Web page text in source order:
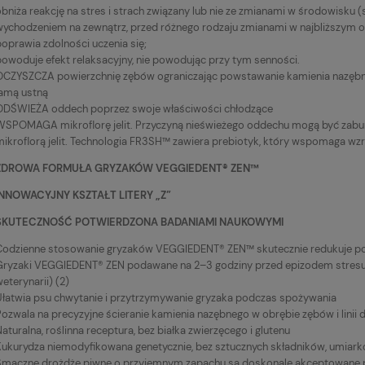
reakcję na stres i strach związany lub nie ze zmianami w środowisku
na zewnątrz, przed różnego rodzaju zmianami w
zdolności uczenia się;
efekt relaksacyjny, nie powodując przy tym senności.
powierzchnię zębów ograniczając powstawanie kamienia
ustną
oddech poprzez swoje właściwości chłodzące
mikroflorę jelit. Przyczyną nieświeżego oddechu mogą być
jelit. Technologia FR3SH™ zawiera prebiotyk, który wspomaga
FORMUŁA GRYZAKÓW VEGGIEDENT® ZEN™
KSZTAŁT LITERY „Z”
POTWIERDZONA BADANIAMI NAUKOWYMI
stosowanie gryzaków VEGGIEDENT® ZEN™ skutecznie redukuje
VEGGIEDENT® ZEN podawane na 2–3 godziny przed epizodem
(2)
psu chwytanie i przytrzymywanie gryzaka podczas spożywania
na precyzyjne ścieranie kamienia nazębnego w obrębie zębów i linii
roślinna receptura, bez białka zwierzęcego i glutenu
niemodyfikowana genetycznie, bez sztucznych składników,